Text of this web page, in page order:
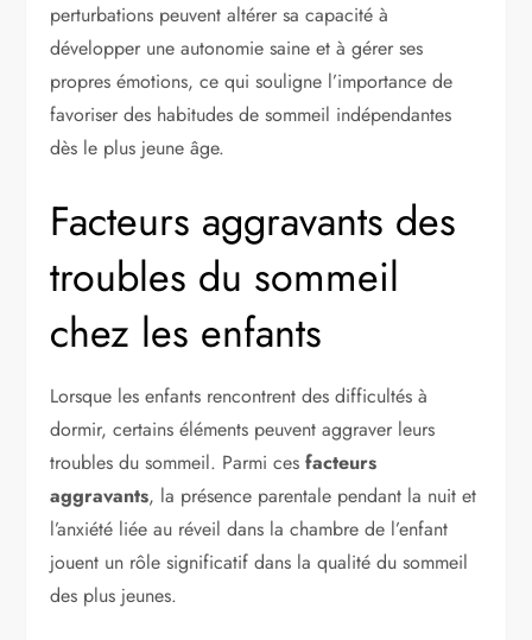
perturbations peuvent altérer sa capacité à
développer une autonomie saine et à gérer ses
propres émotions, ce qui souligne l’importance de
favoriser des habitudes de sommeil indépendantes
dès le plus jeune âge.
Facteurs aggravants des
troubles du sommeil
chez les enfants
Lorsque les enfants rencontrent des difficultés à
dormir, certains éléments peuvent aggraver leurs
troubles du sommeil. Parmi cesfacteurs
aggravants, la présence parentale pendant la nuit et
l’anxiété liée au réveil dans la chambre de l’enfant
jouent un rôle significatif dans la qualité du sommeil
des plus jeunes.